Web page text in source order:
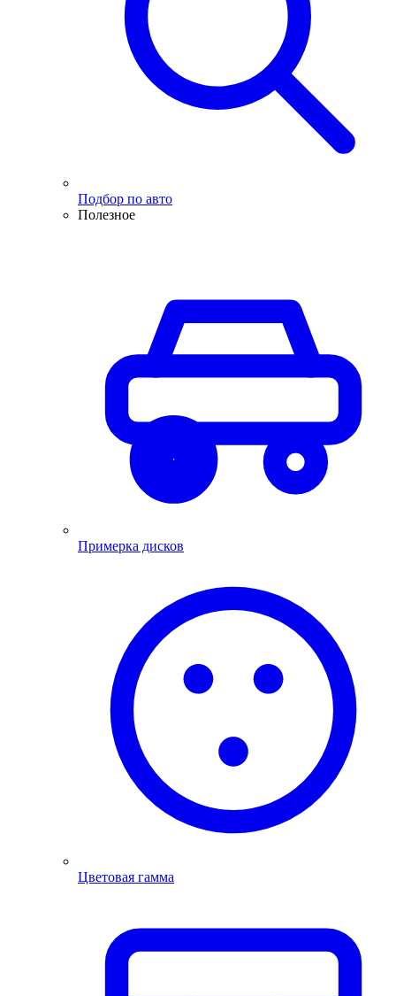
Подбор по авто
Полезное
Примерка дисков
Цветовая гамма